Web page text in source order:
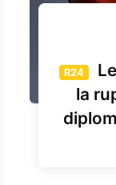
R24
la